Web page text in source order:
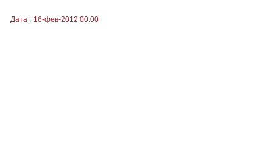
Дата : 16-фев-2012 00:00